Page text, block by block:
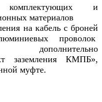
комплектующих и
материалов
на кабель с броней
проволок
заземления КМПБ»,
муфте.